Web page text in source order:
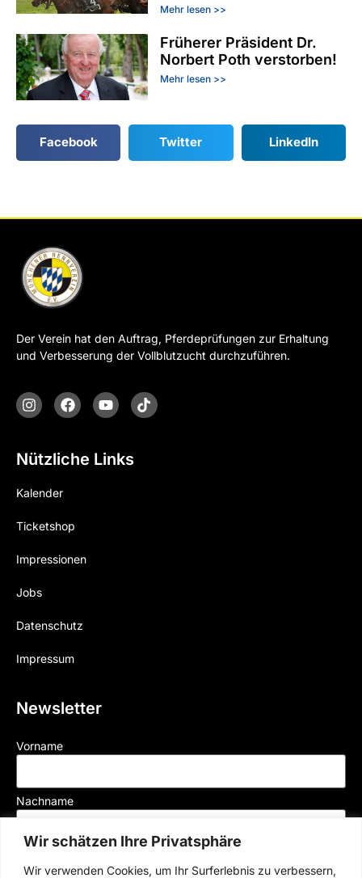
Wir schätzen Ihre Privatsphäre
Wir verwenden Cookies, um Ihr Surferlebnis zu verbessern,
Mehr lesen >>
Früherer Präsident Dr.
Norbert Poth verstorben!
Mehr lesen >>
Facebook Twitter LinkedIn
Der Verein hat den Auftrag, Pferdeprüfungen zur Erhaltung
und Verbesserung der Vollblutzucht durchzuführen.
Nützliche Links
Kalender
Ticketshop
Impressionen
Jobs
Datenschutz
Impressum
Newsletter
Vorname
Nachname